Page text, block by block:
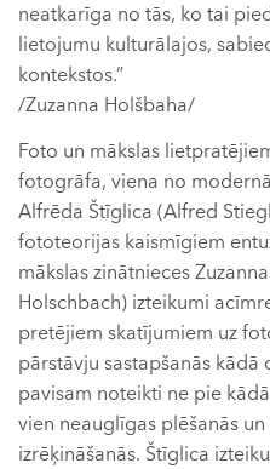
neatkarīga no tās, ko tai
lietojumu kulturālajos,
kontekstos.”
/Zuzanna Holšbaha/
Foto un mākslas
fotogrāfa, viena no
Alfrēda Štīglica (Alfred
fototeorijas kaismīgiem
mākslas zinātnieces
Holschbach) izteikumi
pretējiem skatījumiem uz
pārstāvju sastapšanās
pavisam noteikti ne pie
vien neauglīgas plēšanās
izrēķināšanās. Štīglica